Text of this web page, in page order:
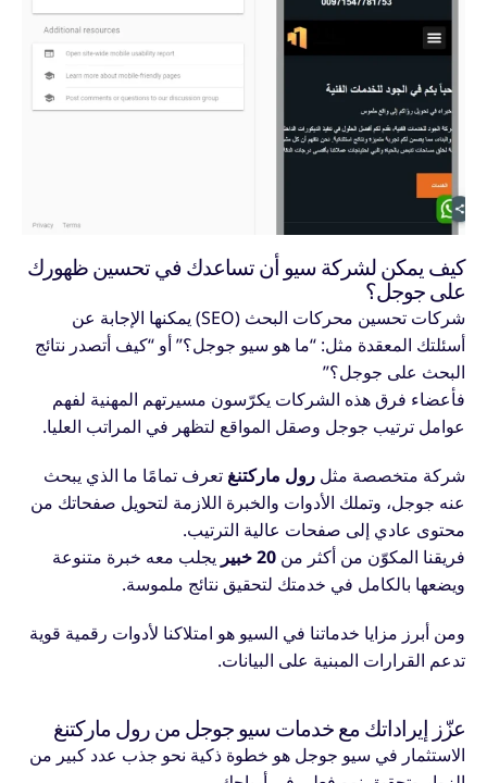
كيف يمكن لشركة سيو أن تساعدك في تحسين ظهورك
على جوجل؟
شركات تحسين محركات البحث (SEO) يمكنها الإجابة عن
أسئلتك المعقدة مثل: “ما هو سيو جوجل؟” أو “كيف أتصدر نتائج
البحث على جوجل؟”
فأعضاء فرق هذه الشركات يكرّسون مسيرتهم المهنية لفهم
عوامل ترتيب جوجل وصقل المواقع لتظهر في المراتب العليا.
شركة متخصصة مثل رول ماركتنغ تعرف تمامًا ما الذي يبحث
عنه جوجل، وتملك الأدوات والخبرة اللازمة لتحويل صفحاتك من
محتوى عادي إلى صفحات عالية الترتيب.
فريقنا المكوّن من أكثر من 20 خبير
يجلب معه خبرة متنوعة
ويضعها بالكامل في خدمتك لتحقيق نتائج ملموسة.
ومن أبرز مزايا خدماتنا في السيو هو امتلاكنا لأدوات رقمية قوية
تدعم القرارات المبنية على البيانات.
عزّز إيراداتك مع خدمات سيو جوجل من رول ماركتنغ
الاستثمار في سيو جوجل هو خطوة ذكية نحو جذب عدد كبير من